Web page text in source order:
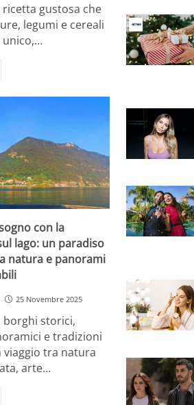
ricetta gustosa che
legumi e cereali
unico,…
con la
lago: un paradiso
natura e panorami
25 Novembre 2025
borghi storici,
e tradizioni
viaggio tra natura
arte…